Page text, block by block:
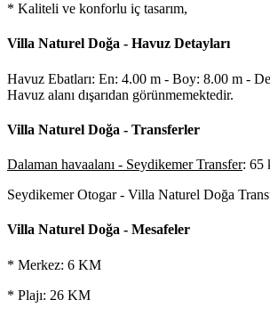
* Kaliteli ve konforlu iç tasarım,
Villa Naturel Doğa - Havuz Detayları
Havuz Ebatları: En: 4.00 m - Boy: 8.00 m -
Havuz alanı dışarıdan görünmemektedir.
Villa Naturel Doğa - Transferler
Dalaman havaalanı - Seydikemer Transfer: 65
Seydikemer Otogar - Villa Naturel Doğa
Villa Naturel Doğa - Mesafeler
* Merkez: 6 KM
* Plajı: 26 KM